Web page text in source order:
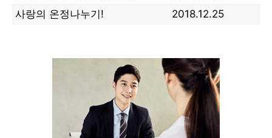
사랑의 온정나누기!
2018.12.25